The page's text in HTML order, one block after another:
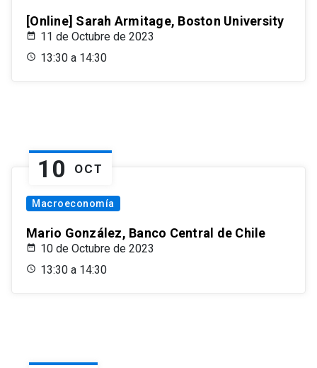
[Online] Sarah Armitage, Boston University
11 de Octubre de 2023
13:30 a 14:30
10 OCT
Macroeconomía
Mario González, Banco Central de Chile
10 de Octubre de 2023
13:30 a 14:30